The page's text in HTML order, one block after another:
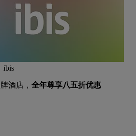
ibis
酒店， 全年尊享八五折优惠